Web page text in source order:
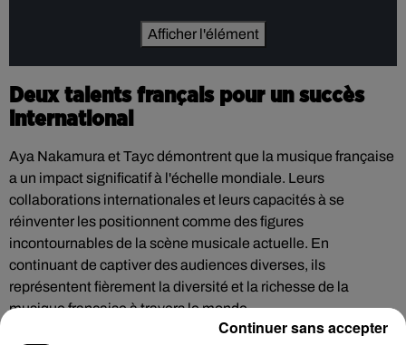
Afficher l'élément
Deux talents français pour un succès
international
Aya Nakamura et Tayc démontrent que la musique française
a un impact significatif à l'échelle mondiale. Leurs
collaborations internationales et leurs capacités à se
réinventer les positionnent comme des figures
incontournables de la scène musicale actuelle. En
continuant de captiver des audiences diverses, ils
représentent fièrement la diversité et la richesse de la
musique française à travers le monde.
Continuer sans accepter